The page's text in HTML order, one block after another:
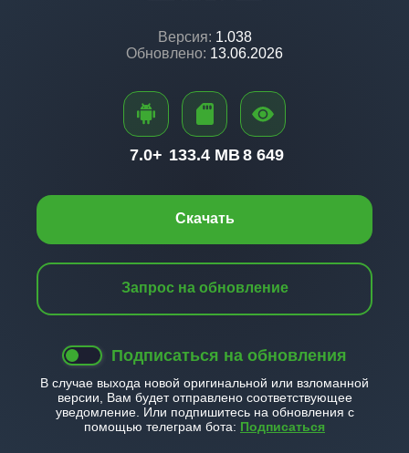
Версия: 1.038
Обновлено: 13.06.2026
Скачать
Запрос на обновление
Подписаться на обновления
В случае выхода новой оригинальной или взломанной
версии, Вам будет отправлено соответствующее
уведомление. Или подпишитесь на обновления с
помощью телеграм бота: Подписаться
7.0+ 133.4 MB8 649